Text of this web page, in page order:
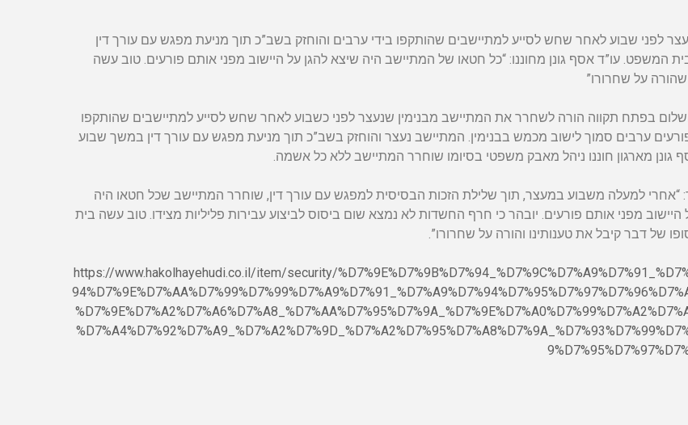
לפני שבוע לאחר שחש לסייע למתיישבים שהותקפו בידי ערבים והוחזק בשב”כ תוך מניעת מפגש עם עורך דין
המשפט. עו”ד אסף גונן מחוננו: “כל חטאו של המתיישב היה שיצא להגן על היישוב מפני אותם פורעים. טוב עשה
על שחרורו”
בפתח תקווה הורה לשחרר את המתיישב מבנימין שנעצר לפני כשבוע לאחר שחש לסייע למתיישבים שהותקפו
ערבים סמוך לישוב מכמש בבנימין. המתיישב נעצר והוחזק בשב”כ תוך מניעת מפגש עם עורך דין במשך שבוע
גונן מארגון חוננו ניהל מאבק משפטי בסיומו שוחרר המתיישב ללא כל אשמה.
“אחרי למעלה משבוע במעצר, תוך שלילת הזכות הבסיסית למפגש עם עורך דין, שוחרר המתיישב שכל חטאו היה
היישוב מפני אותם פורעים. יובהר כי חרף החשדות לא נמצא שום ביסוס לביצוע עבירות פליליות מצידו. טוב עשה בית
של דבר קיבל את טענותינו והורה על שחרורו”.
https://www.hakolhayehudi.co.il/item/security/